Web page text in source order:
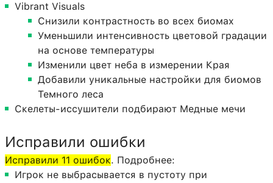
Vibrant Visuals
Снизили контрастность во всех биомах
Уменьшили интенсивность цветовой градации
на основе температуры
Изменили цвет неба в измерении Края
Добавили уникальные настройки для биомов
Темного леса
Скелеты-иссушители подбирают Медные мечи
Исправили ошибки
Исправили 11 ошибок. Подробнее:
Игрок не выбрасывается в пустоту при